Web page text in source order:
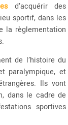
d’acquérir des
sportif, dans les
la règlementation
de l’histoire du
paralympique, et
Ils vont
dans le cadre de
sportives